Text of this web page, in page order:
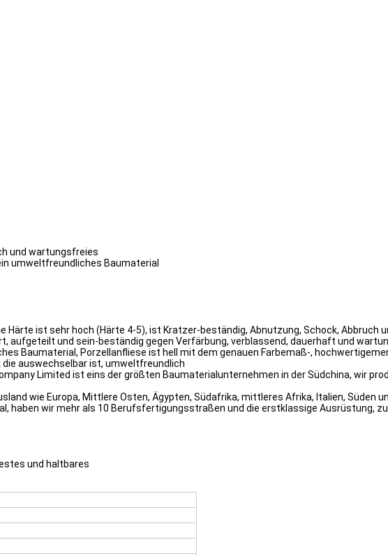
und wartungsfreies
umweltfreundliches Baumaterial
Härte ist sehr hoch (Härte 4-5), ist Kratzer-beständig, Abnutzung, Schock, Abbruch
aufgeteilt und sein-beständig gegen Verfärbung, verblassend, dauerhaft und
Baumaterial, Porzellanfliese ist hell mit dem genauen Farbemaß-,
auswechselbar ist, umweltfreundlich
Limited ist eins der größten Baumaterialunternehmen in der Südchina, wir
wie Europa, Mittlere Osten, Ägypten, Südafrika, mittleres Afrika, Italien, Süden
haben wir mehr als 10 Berufsfertigungsstraßen und die erstklassige Ausrüstung,
und haltbares